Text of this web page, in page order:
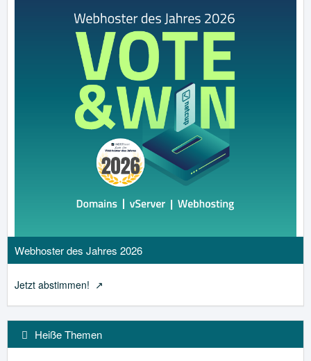
Webhoster des Jahres 2026
Jetzt abstimmen!
Heiße Themen